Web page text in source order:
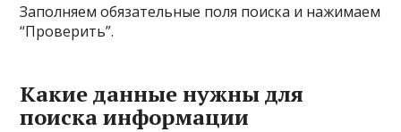
Заполняем обязательные поля поиска и нажимаем
“Проверить”.
Какие данные нужны для
поиска информации